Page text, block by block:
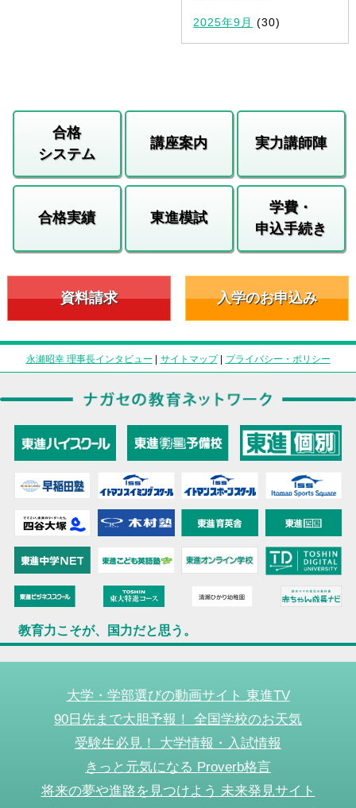
2025年9月 (30)
合格
システム
講座案内 実力講師陣
合格実績 東進模試
学費・
申込手続き
資料請求 入学のお申込み
永瀬昭幸 理事長インタビュー | サイトマップ| プライバシー・ポリシー
教育力こそが、国力だと思う。
大学・学部選びの動画サイト 東進TV
90日先まで大胆予報！ 全国学校のお天気
受験生必見！ 大学情報・入試情報
きっと元気になる Proverb格言
将来の夢や進路を見つけよう 未来発見サイト